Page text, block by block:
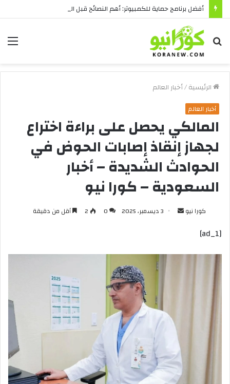
أفضل برنامج حماية للكمبيوتر: أهم النصائح قبل الشراء
بحث
عن
الرئيسية/أخبار العالم
أخبار العالم
المالكي يحصل على براءة اختراع
لجهاز إنقاذ إصابات الحوض في
الحوادث الشديدة – أخبار
السعودية – كورا نيو
كورا نيو
أرسل 3 ديسمبر، 2025 0
2 أقل من دقيقة
[ad_1]